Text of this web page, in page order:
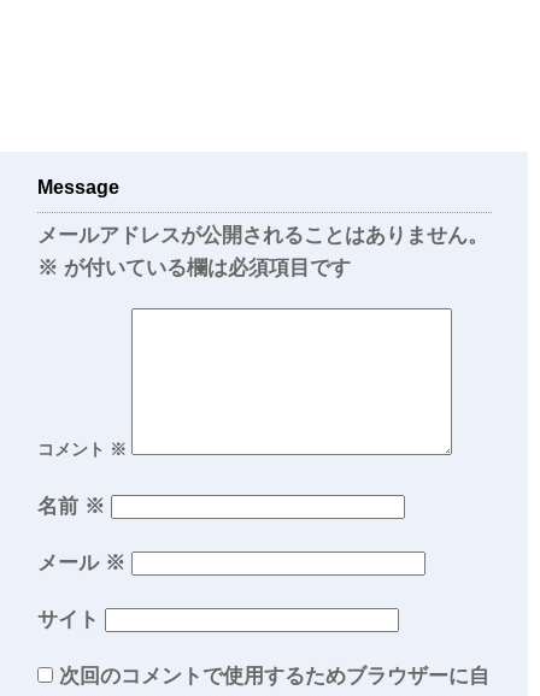
Message
メールアドレスが公開されることはありません。
※ が付いている欄は必須項目です
コメント ※
名前 ※
メール ※
サイト
次回のコメントで使用するためブラウザーに自